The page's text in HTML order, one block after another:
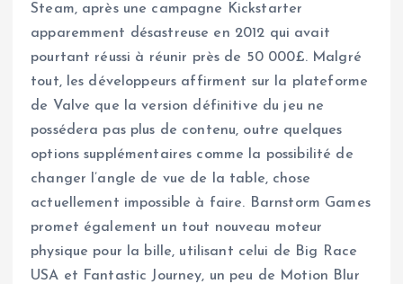
Steam, après une campagne Kickstarter
apparemment désastreuse en 2012 qui avait
pourtant réussi à réunir près de 50 000£. Malgré
tout, les développeurs affirment sur la plateforme
de Valve que la version définitive du jeu ne
possédera pas plus de contenu, outre quelques
options supplémentaires comme la possibilité de
changer l’angle de vue de la table, chose
actuellement impossible à faire. Barnstorm Games
promet également un tout nouveau moteur
physique pour la bille, utilisant celui de Big Race
USA et Fantastic Journey, un peu de Motion Blur